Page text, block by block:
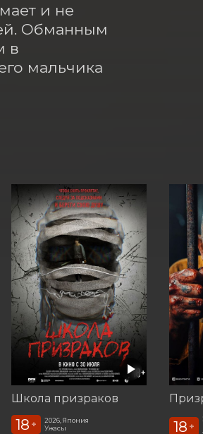
и не
Обманным
в
мальчика
Школа призраков
18 +
2026, Япония
Ужасы
18 +